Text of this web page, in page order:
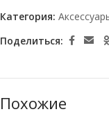
Категория:
Поделиться:
Похожие